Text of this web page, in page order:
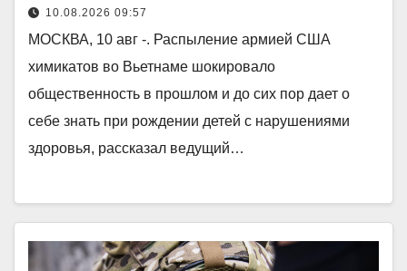
10.08.2026 09:57
МОСКВА, 10 авг -. Распыление армией США
химикатов во Вьетнаме шокировало
общественность в прошлом и до сих пор дает о
себе знать при рождении детей с нарушениями
здоровья, рассказал ведущий…